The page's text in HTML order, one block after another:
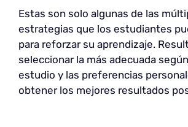
Estas son solo algunas de las
estrategias que los estudiantes
para reforzar su aprendizaje.
seleccionar la más adecuada
estudio y las preferencias
obtener los mejores resultados